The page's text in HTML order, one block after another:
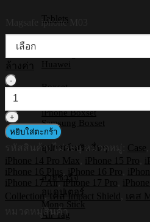
Tablets
Huawei
Boxset
iPhone Boxset
Samsung Boxset
อุปกรณ์เสริมอื่นๆ
สายชาร์จ
อแดปเตอร์
Mono Stick
Air Tag
Magsafe iphone M03
ล้างค่า
SHIELD
Magsafe
Shockproof
Case
Miffy018
[iPhone17/iPhone16/iPhone15/
-
เคส
หยิบใส่ตะกร้า
รหัสสินค้า: ไม่ระบุ หมวดหมู่: Case
iPhone 14 Pro Max
iPhone 15 Pro
iPhone 16 Plus
iPhone 16 Pro
iPhone 17 Air,iPhone 17 Pro
Collection,เคส Impact Shield เคส
หมวดหมู่สินค้า